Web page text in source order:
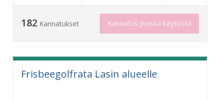
182 Kannatukset Kannatus poissa käytöstä
Frisbeegolfrata Lasin alueelle